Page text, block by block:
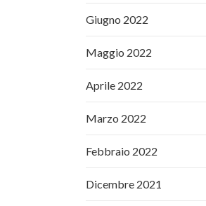
Giugno 2022
Maggio 2022
Aprile 2022
Marzo 2022
Febbraio 2022
Dicembre 2021